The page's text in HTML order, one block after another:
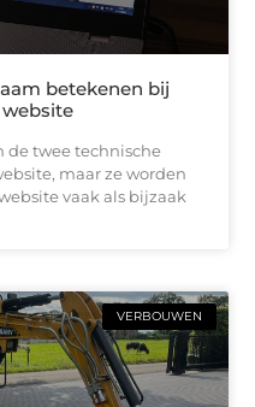
betekenen bij
de twee technische
maar ze worden
vaak als bijzaak
VERBOUWEN